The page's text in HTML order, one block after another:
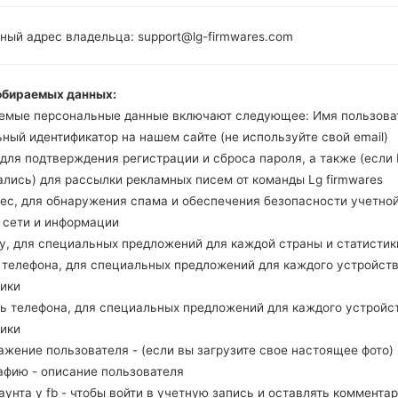
новые файлы для следующих моделей
G710EM
CHL(Chile)
G710EMдобавлен файл
G710RMдобавлен файл
G810EAдобавлен файл
G810EAдобавлен файл
G810EAдобавлен файл
G810EAдобавлен файл
G810EAдобавлен файл
G810EAWдобавлен файл
адрес владельца: support@lg-firmwares.com
данных:
персональные данные включают следующее: Имя
идентификатор на нашем сайте (не используйте свой email)
подтверждения регистрации и сброса пароля, а также (если
для рассылки рекламных писем от команды Lg firmwares
для обнаружения спама и обеспечения безопасности учетной
сети и информации
для специальных предложений для каждой страны и
для специальных предложений для каждого
телефона, для специальных предложений для каждого
пользователя - (если вы загрузите свое настоящее фото)
- описание пользователя
у fb - чтобы войти в учетную запись и оставлять